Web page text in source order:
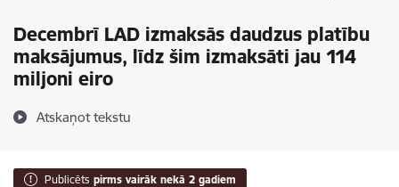
Decembrī LAD izmaksās daudzus platību
maksājumus, līdz šim izmaksāti jau 114
miljoni eiro
Atskaņot tekstu
Publicēts pirms vairāk nekā 2 gadiem